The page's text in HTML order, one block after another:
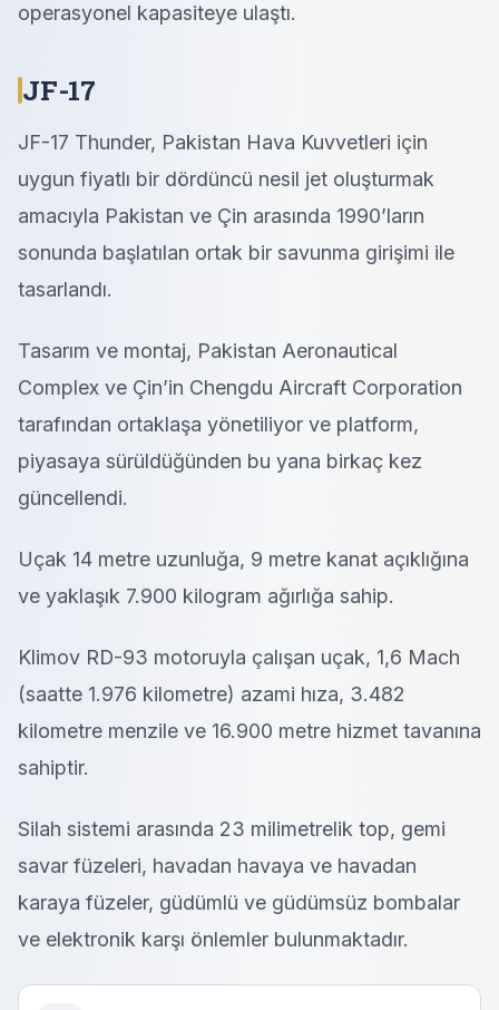
operasyonel kapasiteye ulaştı.
JF-17
JF-17 Thunder, Pakistan Hava Kuvvetleri için
uygun fiyatlı bir dördüncü nesil jet oluşturmak
amacıyla Pakistan ve Çin arasında 1990’ların
sonunda başlatılan ortak bir savunma girişimi ile
tasarlandı.
Tasarım ve montaj, Pakistan Aeronautical
Complex ve Çin’in Chengdu Aircraft Corporation
tarafından ortaklaşa yönetiliyor ve platform,
piyasaya sürüldüğünden bu yana birkaç kez
güncellendi.
Uçak 14 metre uzunluğa, 9 metre kanat açıklığına
ve yaklaşık 7.900 kilogram ağırlığa sahip.
Klimov RD-93 motoruyla çalışan uçak, 1,6 Mach
(saatte 1.976 kilometre) azami hıza, 3.482
kilometre menzile ve 16.900 metre hizmet tavanına
sahiptir.
Silah sistemi arasında 23 milimetrelik top, gemi
savar füzeleri, havadan havaya ve havadan
karaya füzeler, güdümlü ve güdümsüz bombalar
ve elektronik karşı önlemler bulunmaktadır.